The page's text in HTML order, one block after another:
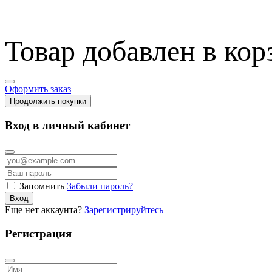
Товар добавлен в
Оформить заказ
Продолжить покупки
Вход в личный кабинет
Запомнить Забыли пароль?
Вход
Еще нет аккаунта? Зарегистрируйтесь
Регистрация